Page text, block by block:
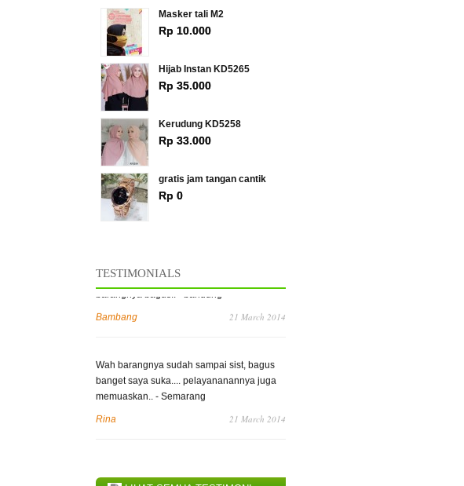
Masker tali M2
Rp 10.000
Hijab Instan KD5265
Rp 35.000
Kerudung KD5258
Rp 33.000
gratis jam tangan cantik
Rp 0
TESTIMONIALS
Bambang 21 March 2014
memuaskan.. - Semarang
Rina 21 March 2014